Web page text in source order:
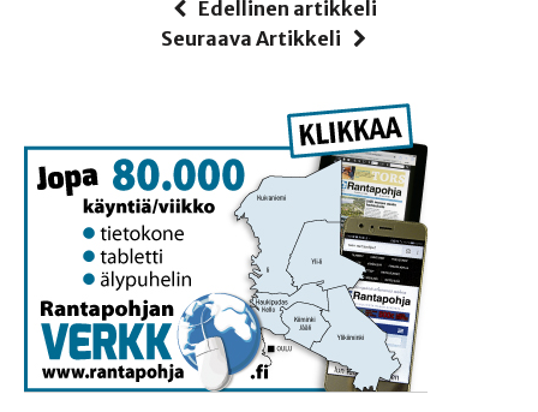
Edellinen artikkeli
Seuraava Artikkeli